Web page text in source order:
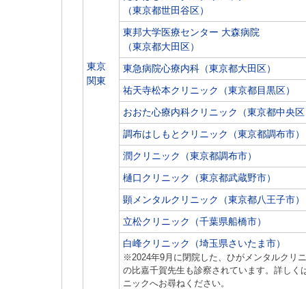
東京
関東
（東京都世田谷区）
東邦大学医療センター 大森病院
（東京都大田区）
東急病院心療内科（東京都大田区）
祐天寺松本クリニック（東京都目黒区）
おおた心療内科クリニック（東京都中央
調布はしもとクリニック（東京都調布市）
潤クリニック（東京都調布市）
樋口クリニック（東京都武蔵野市）
顕メンタルクリニック（東京都八王子市）
立松クリニック（千葉県船橋市）
白峰クリニック（埼玉県さいたま市）
※2024年9月に閉院した、ひがメンタルクリ
の比嘉千賀先生も診察されています。詳しく
ニックへお尋ねください。